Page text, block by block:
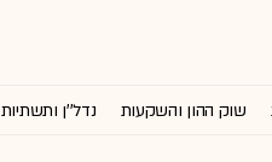
שוק ההון והשקעות נדל''ן ותשתיות